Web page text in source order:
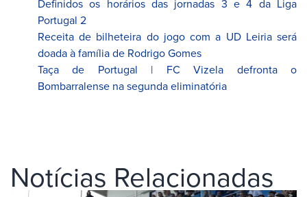
Definidos os horários das jornadas 3 e 4 da Liga
Portugal 2
Receita de bilheteira do jogo com a UD Leiria será
doada à família de Rodrigo Gomes
Taça de Portugal | FC Vizela defronta o
Bombarralense na segunda eliminatória
Notícias Relacionadas